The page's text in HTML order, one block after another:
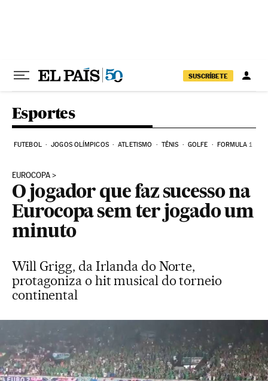
SUSCRÍBETE
Esportes
FUTEBOL JOGOS OLÍMPICOS ATLETISMO TÊNIS GOLFE FORMULA 1
EUROCOPA
O jogador que faz sucesso na
Eurocopa sem ter jogado um
minuto
Will Grigg, da Irlanda do Norte,
protagoniza o hit musical do torneio
continental